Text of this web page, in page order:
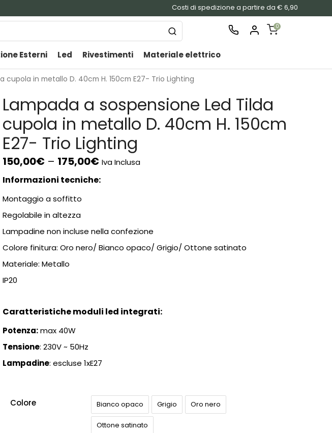
Costi di spedizione a partire da € 6,90
0
CART
Esterni Led Rivestimenti Materiale elettrico
cupola in metallo D. 40cm H. 150cm E27- Trio Lighting
Lampada a sospensione Led Tilda
cupola in metallo D. 40cm H. 150cm
E27- Trio Lighting
150,00€ – 175,00€ Iva Inclusa
Informazioni tecniche:
Montaggio a soffitto
Regolabile in altezza
Lampadine non incluse nella confezione
Colore finitura: Oro nero/ Bianco opaco/ Grigio/ Ottone satinato
Materiale: Metallo
IP20
Caratteristiche moduli led integrati:
Potenza:max 40W
Tensione: 230V ~ 50Hz
Lampadine: escluse 1xE27
Colore Bianco opaco Grigio Oro nero
Ottone satinato